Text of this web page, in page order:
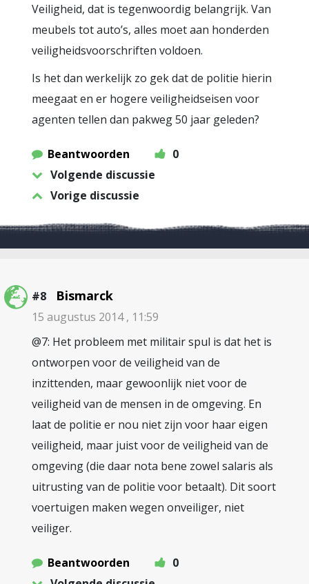
Veiligheid, dat is tegenwoordig belangrijk. Van
meubels tot auto’s, alles moet aan honderden
veiligheidsvoorschriften voldoen.
Is het dan werkelijk zo gek dat de politie hierin
meegaat en er hogere veiligheidseisen voor
agenten tellen dan pakweg 50 jaar geleden?
Beantwoorden
0
Volgende discussie
Vorige discussie
#8 Bismarck
15 augustus 2014 , 11:59
@7: Het probleem met militair spul is dat het is
ontworpen voor de veiligheid van de
inzittenden, maar gewoonlijk niet voor de
veiligheid van de mensen in de omgeving. En
laat de politie er nou niet zijn voor haar eigen
veiligheid, maar juist voor de veiligheid van de
omgeving (die daar nota bene zowel salaris als
uitrusting van de politie voor betaalt). Dit soort
voertuigen maken wegen onveiliger, niet
veiliger.
Beantwoorden
0